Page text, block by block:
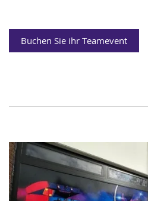
Buchen Sie ihr Teamevent